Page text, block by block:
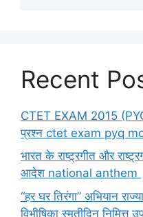
Recent
CTET EXAM 2015
प्रश्न ctet exam pyq
भारत के राष्ट्रगीत और
आदेश national anthem
“हर घर तिरंगा” अभियान
विभीषिका स्मृतीदिन